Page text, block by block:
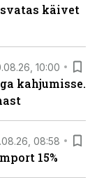
käivet
10:00
kahjumisse.
08:58
15%